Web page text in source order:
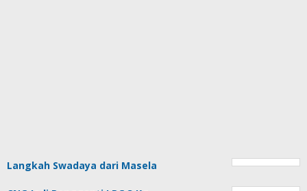
Langkah Swadaya dari Masela